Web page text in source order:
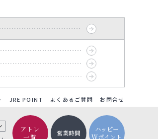
JRE POINT よくあるご質問 お問合せ
アトレ
一覧
営業時間
ハッピー
Wポイント